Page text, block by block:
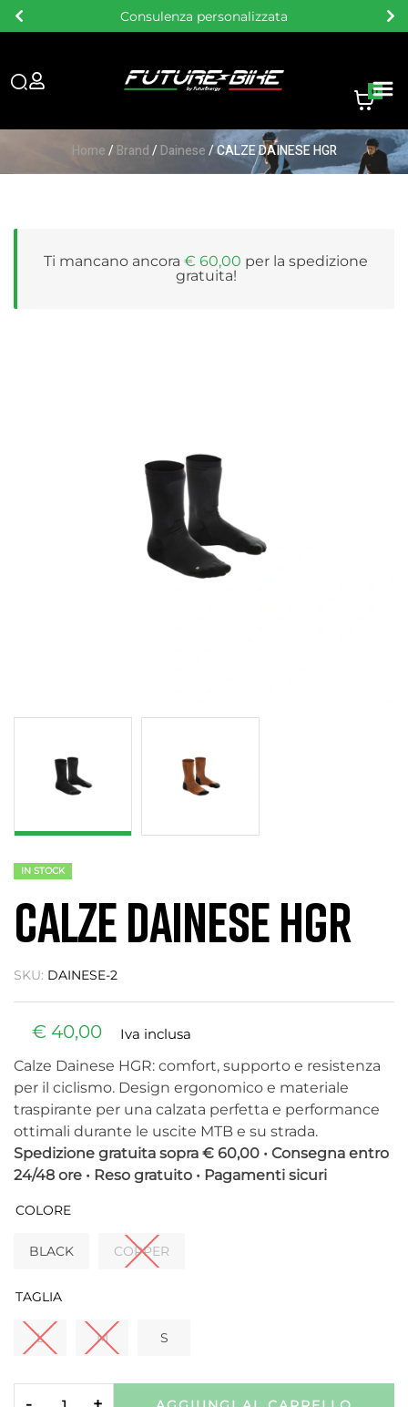
Consegna gratuita sopra i 60 €
0
Home/ Brand/ Dainese/ CALZE DAINESE HGR
Ti mancano ancora € 60,00 per la spedizione
gratuita!
IN STOCK
CALZE DAINESE HGR
SKU: DAINESE-2
€ 40,00
Iva inclusa
Calze Dainese HGR: comfort, supporto e resistenza
per il ciclismo. Design ergonomico e materiale
traspirante per una calzata perfetta e performance
ottimali durante le uscite MTB e su strada.
Spedizione gratuita sopra € 60,00 • Consegna entro
24/48 ore • Reso gratuito • Pagamenti sicuri
COLORE
BLACK COPPER
TAGLIA
L M S